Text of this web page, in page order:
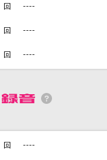
の新曲・ランキングなど
に会員登録・ログインして
オケをもっと楽しもう！
回 ----
回 ----
回 ----
回 ----